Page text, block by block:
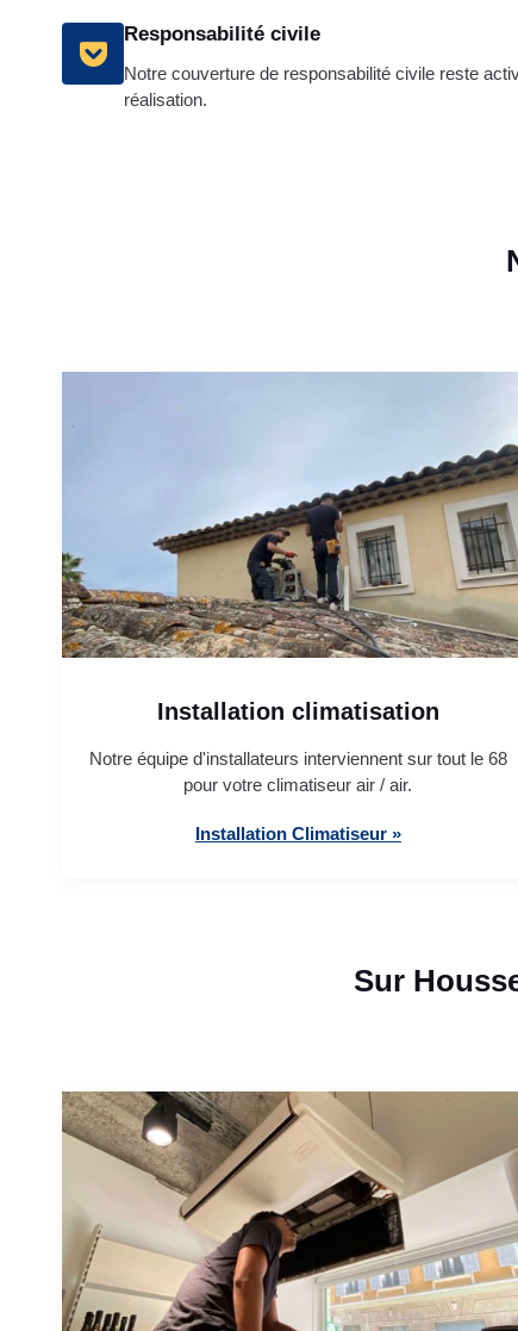
Responsabilité civile
Notre couverture de responsabilité civile reste
réalisation.
Installation climatisation
Notre équipe d'installateurs interviennent sur tout le 68
pour votre climatiseur air / air.
Installation Climatiseur »
Sur